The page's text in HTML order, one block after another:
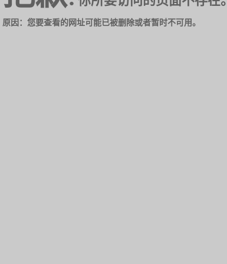
原因：您要查看的网址可能已被删除或者暂时不可用。